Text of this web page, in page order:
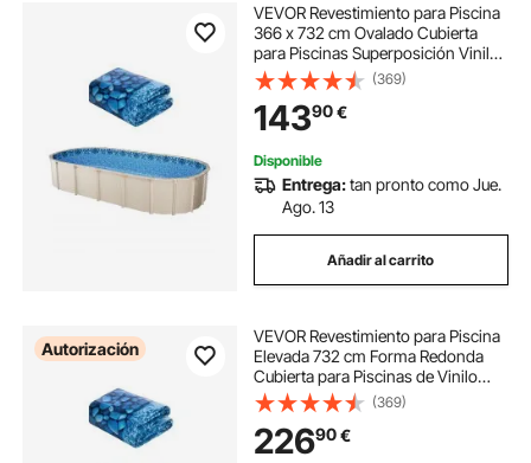
VEVOR Revestimiento para Piscina
366 x 732 cm Ovalado Cubierta
para Piscinas Superposición Vinilo
de Calibre Estándar Duradero Altura
de Pared 122-137 cm para Piscinas
Elevadas con Lados de Acero
(369)
14390€
Disponible
Entrega:tan pronto como Jue.
Ago. 13
Añadir al carrito
Autorización
VEVOR Revestimiento para Piscina
Elevada 732 cm Forma Redonda
Cubierta para Piscinas de Vinilo
Altura de Pared 132,1 cm Resistente
al Desgarro con Lados de Acero
Fácil instalación para Patio Jardín
(369)
22690€